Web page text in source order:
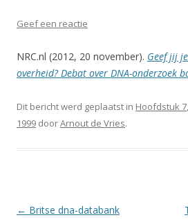
Geef een reactie
NRC.nl (2012, 20 november). Geef jij
overheid? Debat over DNA-onderzoek
Dit bericht werd geplaatst in Hoofdstuk 7,
1999 doorArnout de Vries.
Berichtnavigatie
← Britse dna-databank